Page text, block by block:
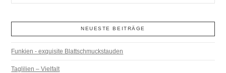
NEUESTE BEITRÄGE
Funkien - exquisite Blattschmuckstauden
Taglilien – Vielfalt